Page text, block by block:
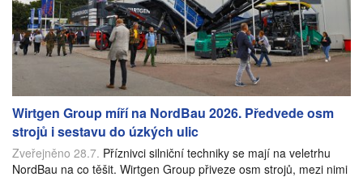
Wirtgen Group míří na NordBau 2026. Předvede osm
strojů i sestavu do úzkých ulic
Zveřejněno 28.7. Příznivci silniční techniky se mají na veletrhu
NordBau na co těšit. Wirtgen Group přiveze osm strojů, mezi nimi